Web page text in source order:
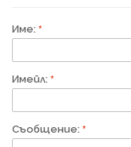
Име:
Имейл:
Съобщение: